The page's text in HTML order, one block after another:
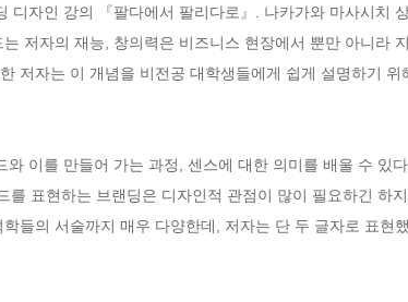
디자인 강의 『팔다에서 팔리다로』. 나카가와 마사시치
저자의 재능, 창의력은 비즈니스 현장에서 뿐만 아니라
저자는 이 개념을 비전공 대학생들에게 쉽게 설명하기 위
이를 만들어 가는 과정, 센스에 대한 의미를 배울 수 있
표현하는 브랜딩은 디자인적 관점이 많이 필요하긴 하
들의 서술까지 매우 다양한데, 저자는 단 두 글자로 표현